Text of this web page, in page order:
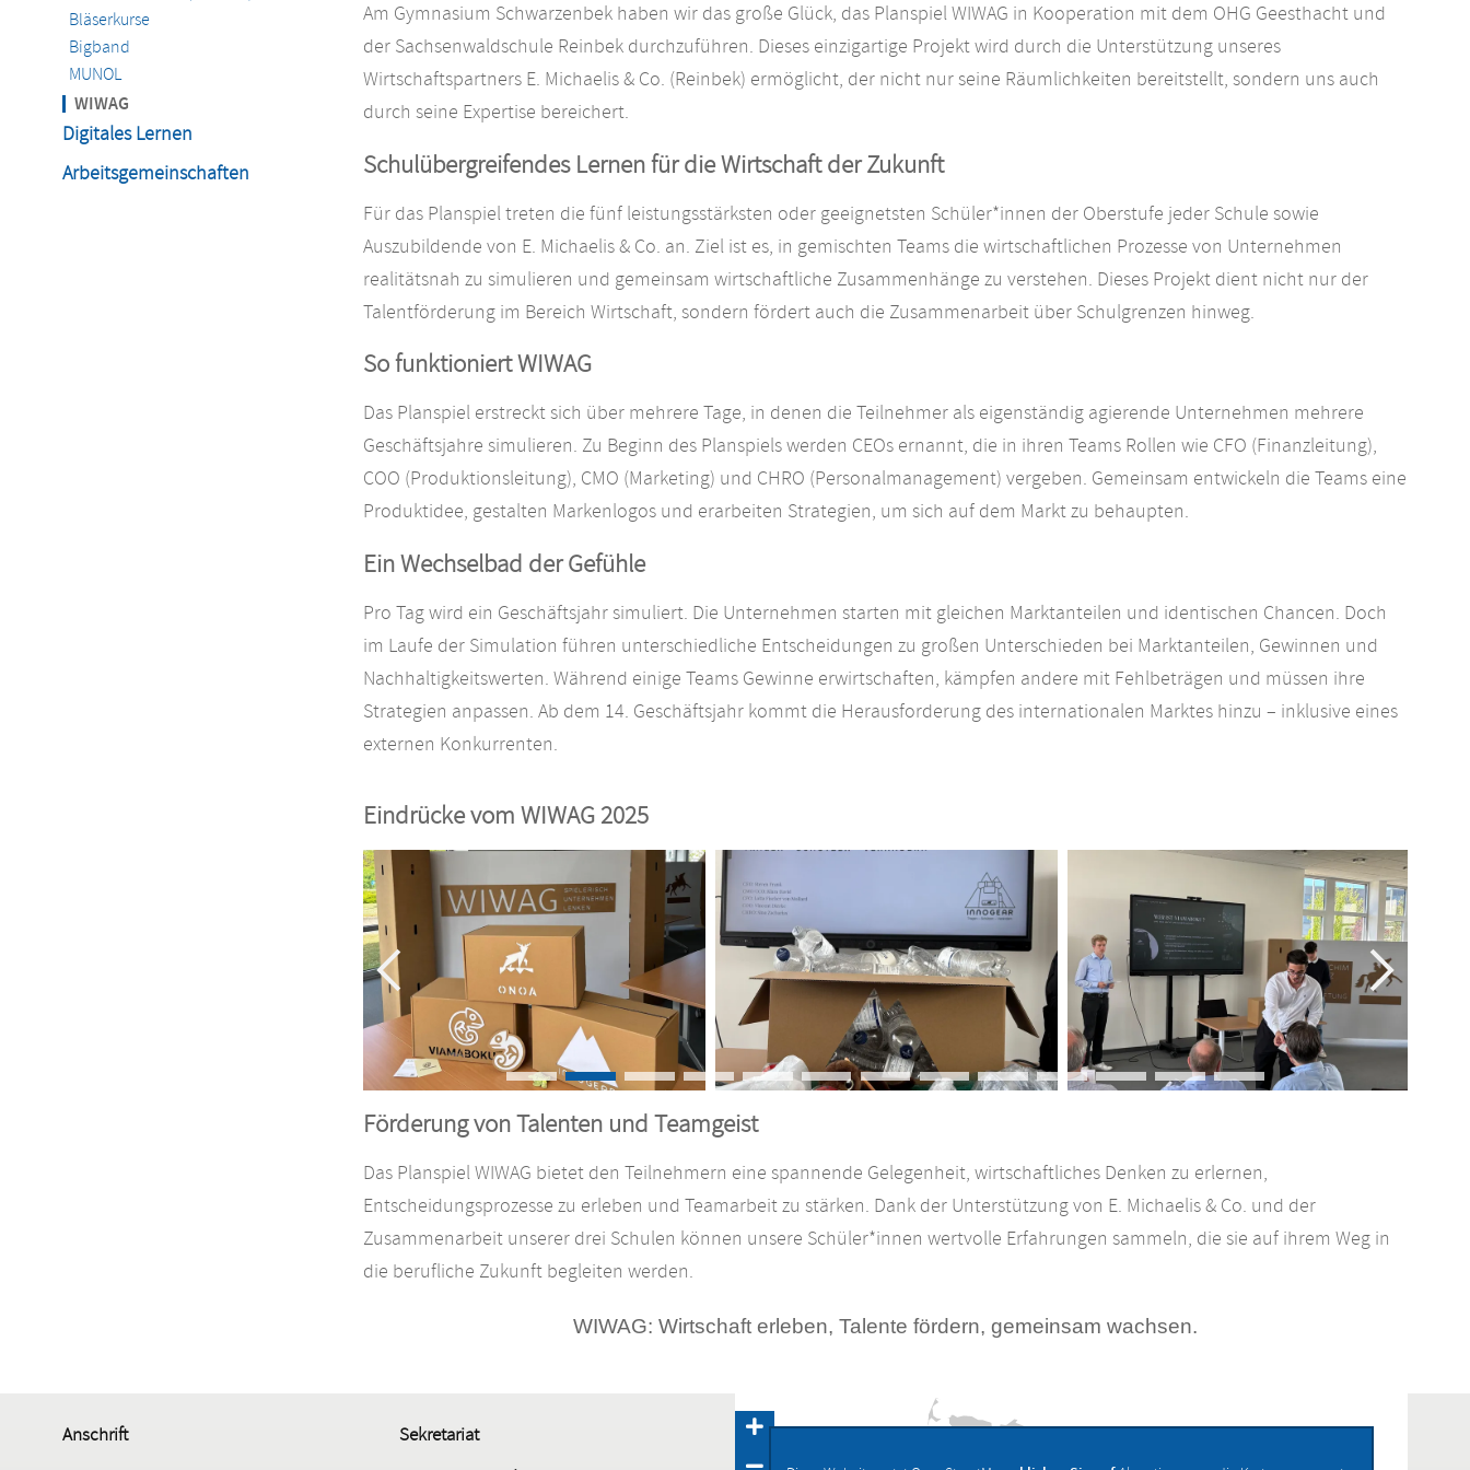
Am Gymnasium Schwarzenbek haben wir das große Glück, das Planspiel WIWAG in Kooperation mit dem OHG Geesthacht und
der Sachsenwaldschule Reinbek durchzuführen. Dieses einzigartige Projekt wird durch die Unterstützung unseres
Wirtschaftspartners E. Michaelis & Co. (Reinbek) ermöglicht, der nicht nur seine Räumlichkeiten bereitstellt, sondern uns auch
durch seine Expertise bereichert.
Schulübergreifendes Lernen für die Wirtschaft der Zukunft
Für das Planspiel treten die fünf leistungsstärksten oder geeignetsten Schüler*innen der Oberstufe jeder Schule sowie
Auszubildende von E. Michaelis & Co. an. Ziel ist es, in gemischten Teams die wirtschaftlichen Prozesse von Unternehmen
realitätsnah zu simulieren und gemeinsam wirtschaftliche Zusammenhänge zu verstehen. Dieses Projekt dient nicht nur der
Talentförderung im Bereich Wirtschaft, sondern fördert auch die Zusammenarbeit über Schulgrenzen hinweg.
So funktioniert WIWAG
Das Planspiel erstreckt sich über mehrere Tage, in denen die Teilnehmer als eigenständig agierende Unternehmen mehrere
Geschäftsjahre simulieren. Zu Beginn des Planspiels werden CEOs ernannt, die in ihren Teams Rollen wie CFO (Finanzleitung),
COO (Produktionsleitung), CMO (Marketing) und CHRO (Personalmanagement) vergeben. Gemeinsam entwickeln die Teams eine
Produktidee, gestalten Markenlogos und erarbeiten Strategien, um sich auf dem Markt zu behaupten.
Ein Wechselbad der Gefühle
Pro Tag wird ein Geschäftsjahr simuliert. Die Unternehmen starten mit gleichen Marktanteilen und identischen Chancen. Doch
im Laufe der Simulation führen unterschiedliche Entscheidungen zu großen Unterschieden bei Marktanteilen, Gewinnen und
Nachhaltigkeitswerten. Während einige Teams Gewinne erwirtschaften, kämpfen andere mit Fehlbeträgen und müssen ihre
Strategien anpassen. Ab dem 14. Geschäftsjahr kommt die Herausforderung des internationalen Marktes hinzu – inklusive eines
externen Konkurrenten.
Eindrücke vom WIWAG 2025
Förderung von Talenten und Teamgeist
Das Planspiel WIWAG bietet den Teilnehmern eine spannende Gelegenheit, wirtschaftliches Denken zu erlernen,
Entscheidungsprozesse zu erleben und Teamarbeit zu stärken. Dank der Unterstützung von E. Michaelis & Co. und der
Zusammenarbeit unserer drei Schulen können unsere Schüler*innen wertvolle Erfahrungen sammeln, die sie auf ihrem Weg in
die berufliche Zukunft begleiten werden.
WIWAG: Wirtschaft erleben, Talente fördern, gemeinsam wachsen.
Bläserkurse
Bigband
MUNOL
WIWAG
Digitales Lernen
Arbeitsgemeinschaften
Anschrift Sekretariat